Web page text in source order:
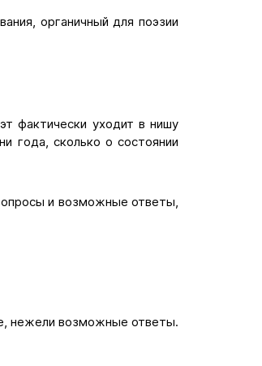
органичный для поэзии
фактически уходит в нишу
года, сколько о состоянии
и возможные ответы,
нежели возможные ответы.